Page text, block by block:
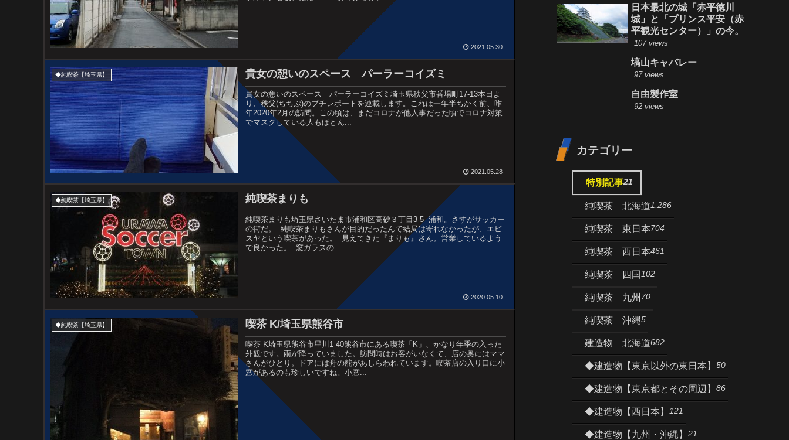
2021.05.30
◆純喫茶【埼玉県】 貴女の憩いのスペース パーラーコイズミ
貴女の憩いのスペース パーラーコイズミ埼玉県秩父市番場町17-13本日よ
り、秩父(ちちぶ)のプチレポートを連載します。これは一年半ちかく前、昨
年2020年2月の訪問。この頃は、まだコロナが他人事だった頃でコロナ対策
でマスクしている人もほとん...
2021.05.28
◆純喫茶【埼玉県】 純喫茶まりも
純喫茶まりも埼玉県さいたま市浦和区高砂３丁目3-5 浦和。さすがサッカー
の街だ。 純喫茶まりもさんが目的だったんで結局は寄れなかったが、エビ
スヤという喫茶があった。 見えてきた『まりも』さん。営業しているよう
で良かった。 窓ガラスの...
2020.05.10
◆純喫茶【埼玉県】 喫茶 K/埼玉県熊谷市
喫茶 K埼玉県熊谷市星川1-40熊谷市にある喫茶「K」、かなり年季の入った
外観です。雨が降っていました。訪問時はお客がいなくて、店の奥にはママ
さんがひとり。ドアには舟の舵があしらわれています。喫茶店の入り口に小
窓があるのも珍しいですね。小窓...
日本最北の城「赤平徳川
城」と「プリンス平安（赤
平観光センター）」の今。
107 views
塙山キャバレー
97 views
自由製作室
92 views
カテゴリー
特別記事21
純喫茶 北海道1,286
純喫茶 東日本704
純喫茶 西日本461
純喫茶 四国 102
純喫茶 九州 70
純喫茶 沖縄5
建造物 北海道682
◆建造物【東京以外の東日本】 50
◆建造物【東京都とその周辺】 86
◆建造物【西日本】 121
◆建造物【九州・沖縄】 21